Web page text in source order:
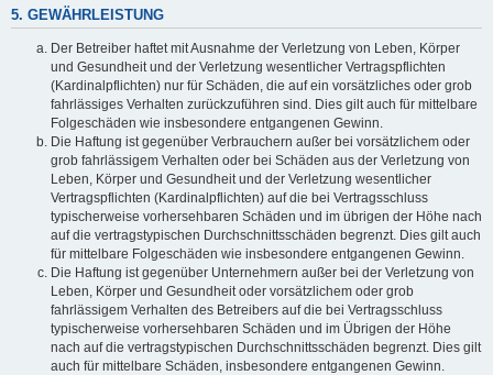
5. GEWÄHRLEISTUNG
Der Betreiber haftet mit Ausnahme der Verletzung von Leben, Körper
und Gesundheit und der Verletzung wesentlicher Vertragspflichten
(Kardinalpflichten) nur für Schäden, die auf ein vorsätzliches oder grob
fahrlässiges Verhalten zurückzuführen sind. Dies gilt auch für mittelbare
Folgeschäden wie insbesondere entgangenen Gewinn.
Die Haftung ist gegenüber Verbrauchern außer bei vorsätzlichem oder
grob fahrlässigem Verhalten oder bei Schäden aus der Verletzung von
Leben, Körper und Gesundheit und der Verletzung wesentlicher
Vertragspflichten (Kardinalpflichten) auf die bei Vertragsschluss
typischerweise vorhersehbaren Schäden und im übrigen der Höhe nach
auf die vertragstypischen Durchschnittsschäden begrenzt. Dies gilt auch
für mittelbare Folgeschäden wie insbesondere entgangenen Gewinn.
Die Haftung ist gegenüber Unternehmern außer bei der Verletzung von
Leben, Körper und Gesundheit oder vorsätzlichem oder grob
fahrlässigem Verhalten des Betreibers auf die bei Vertragsschluss
typischerweise vorhersehbaren Schäden und im Übrigen der Höhe
nach auf die vertragstypischen Durchschnittsschäden begrenzt. Dies gilt
auch für mittelbare Schäden, insbesondere entgangenen Gewinn.